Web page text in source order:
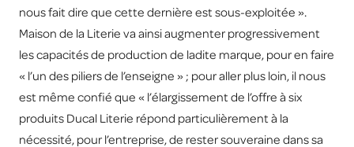
nous fait dire que cette dernière est sous-exploitée ».
Maison de la Literie va ainsi augmenter progressivement
les capacités de production de ladite marque, pour en faire
« l’un des piliers de l’enseigne » ; pour aller plus loin, il nous
est même confié que « l’élargissement de l’offre à six
produits Ducal Literie répond particulièrement à la
nécessité, pour l’entreprise, de rester souveraine dans sa